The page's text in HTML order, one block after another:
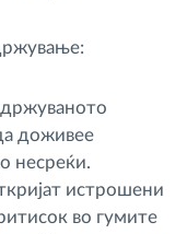
доживее
несреќи.
истрошени
во гумите